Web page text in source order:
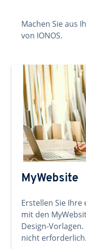
Machen Sie aus
von IONOS.
MyWebsite
Erstellen Sie
mit den
Design-
nicht erforderlich.